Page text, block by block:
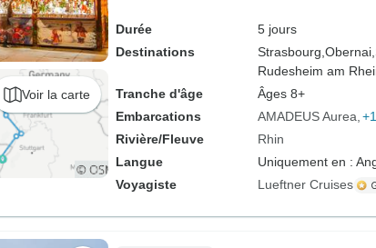
Voir la carte
Durée
5 jours
Destinations
Strasbourg, Obernai,
Rudesheim am
Tranche d'âge
Âges 8+
Embarcations
AMADEUS Aurea
Rivière/Fleuve
Rhin
Langue
Uniquement en :
Voyagiste
Lueftner Cruises